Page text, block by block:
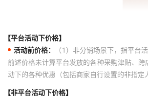
【平台活动下价格】
活动前价格：
（1）非分销场景下，指平台
前述价格未计算平台发放的各种采购津贴、
动下的各种优惠（包括商家自行设置的非指
【非平台活动下价格】